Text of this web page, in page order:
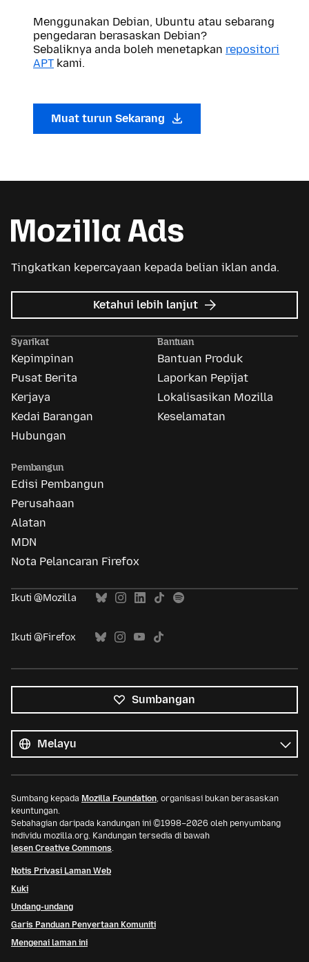
Menggunakan Debian, Ubuntu atau sebarang
pengedaran berasaskan Debian?
Sebaliknya anda boleh menetapkan repositori
APT kami.
Muat turun Sekarang
Tingkatkan kepercayaan kepada belian iklan anda.
Ketahui lebih lanjut tentang
Iklan
Syarikat
Kepimpinan
Pusat Berita
Kerjaya
Kedai Barangan
Hubungan
Bantuan
Bantuan Produk
Laporkan Pepijat
Lokalisasikan Mozilla
Keselamatan
Pembangun
Edisi Pembangun
Perusahaan
Alatan
MDN
Nota Pelancaran Firefox
Ikuti @Mozilla
Ikuti @Firefox
Sumbangan
bahasa
Bahasa
Sumbang kepada Mozilla Foundation, organisasi bukan berasaskan
keuntungan.
Sebahagian daripada kandungan ini ©1998–2026 oleh penyumbang
individu mozilla.org. Kandungan tersedia di bawah
lesen Creative Commons.
Notis Privasi Laman Web
Kuki
Undang-undang
Garis Panduan Penyertaan Komuniti
Mengenai laman ini